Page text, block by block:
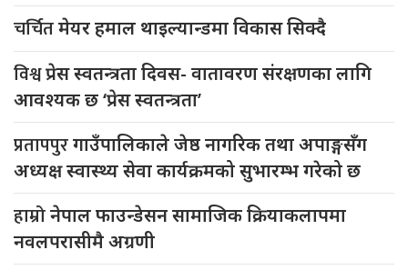
चर्चितमेयर हमाल थाइल्यान्डमा विकास सिक्दै
विश्वप्रेस स्वतन्त्रता दिवस- वातावरण संरक्षणका लागि
आवश्यक छ ‘प्रेस स्वतन्त्रता’
प्रतापपुरगाउँपालिकाले जेष्ठ नागरिक तथा अपाङ्गसँग
अध्यक्ष स्वास्थ्य सेवा कार्यक्रमको सुभारम्भ गरेको छ
हाम्रोनेपाल फाउन्डेसन सामाजिक क्रियाकलापमा
नवलपरासीमै अग्रणी